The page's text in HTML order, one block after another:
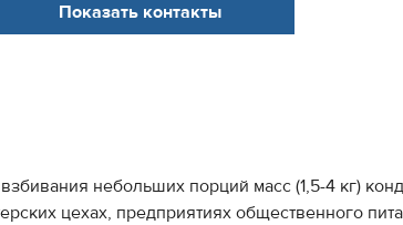
Показать контакты
небольших порций масс (1,5-4 кг)
цехах, предприятиях общественного